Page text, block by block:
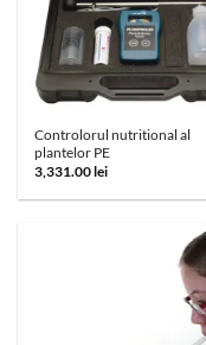
Controlorul nutritional al
plantelor PE
3,331.00lei